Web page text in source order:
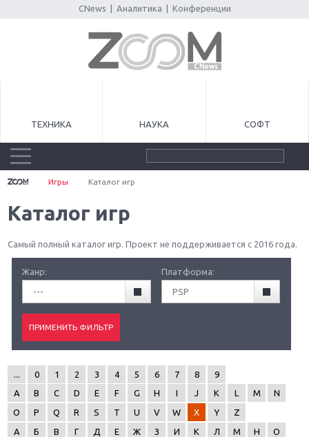
CNews Аналитика Конференции
ТЕХНИКА НАУКА СОФТ
Игры Каталог игр
Каталог игр
Самый полный каталог игр. Проект не поддерживается с 2016 года.
Жанр:
---
Платформа:
PSP
0 1 2 3 4 5 6 7 8
9
A
B C D E F G H I J K L M
N
O
P Q R S T U V W X Y
Z
А
Б В Г Д Е Ж З И К Л М Н
О